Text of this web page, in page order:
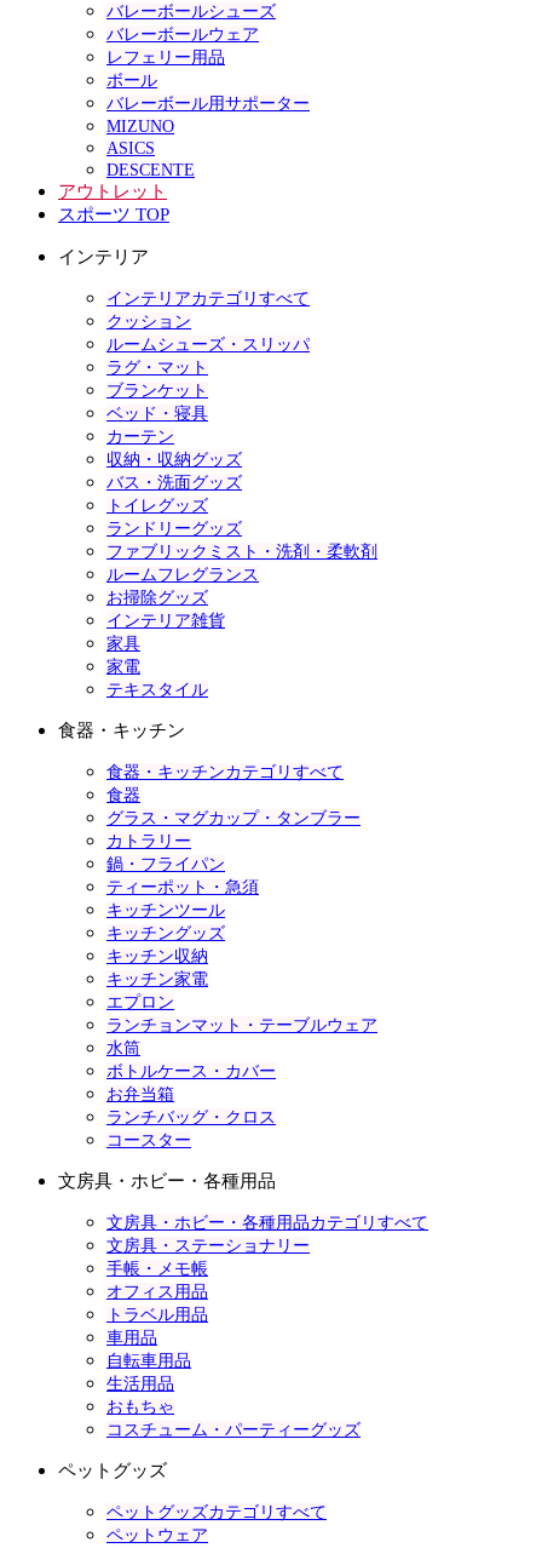
バレーボールシューズ
バレーボールウェア
レフェリー用品
ボール
バレーボール用サポーター
MIZUNO
ASICS
DESCENTE
アウトレット
スポーツ TOP
インテリア
インテリアカテゴリすべて
クッション
ルームシューズ・スリッパ
ラグ・マット
ブランケット
ベッド・寝具
カーテン
収納・収納グッズ
バス・洗面グッズ
トイレグッズ
ランドリーグッズ
ファブリックミスト・洗剤・柔軟剤
ルームフレグランス
お掃除グッズ
インテリア雑貨
家具
家電
テキスタイル
食器・キッチン
食器・キッチンカテゴリすべて
食器
グラス・マグカップ・タンブラー
カトラリー
鍋・フライパン
ティーポット・急須
キッチンツール
キッチングッズ
キッチン収納
キッチン家電
エプロン
ランチョンマット・テーブルウェア
水筒
ボトルケース・カバー
お弁当箱
ランチバッグ・クロス
コースター
文房具・ホビー・各種用品
文房具・ホビー・各種用品カテゴリすべて
文房具・ステーショナリー
手帳・メモ帳
オフィス用品
トラベル用品
車用品
自転車用品
生活用品
おもちゃ
コスチューム・パーティーグッズ
ペットグッズ
ペットグッズカテゴリすべて
ペットウェア